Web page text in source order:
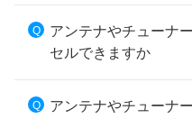
アンテナやチューナ
セルできますか
アンテナやチューナ